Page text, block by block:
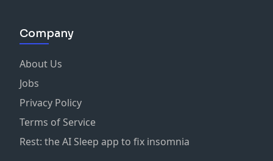
Company
About Us
Jobs
Privacy Policy
Terms of Service
Rest: the AI Sleep app to fix insomnia